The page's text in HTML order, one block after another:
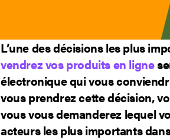
L’une des décisions les plus
vendrez vos produits en ligne
électronique qui vous
vous prendrez cette décision,
vous vous demanderez lequel
acteurs les plus importants